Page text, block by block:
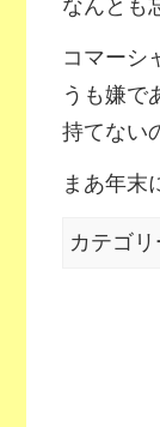
なんとも
コマーシ
うも嫌で
持てない
まあ年末
カテゴリ